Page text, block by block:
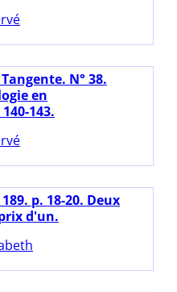
N° 38.
en
143.
p. 18-20. Deux
d'un.